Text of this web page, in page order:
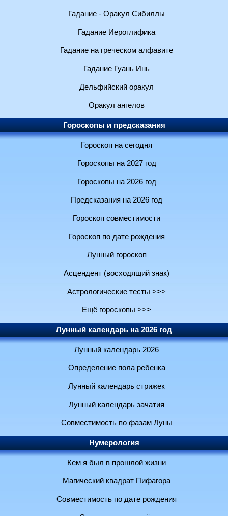
Гадание - Оракул Сибиллы
Гадание Иероглифика
Гадание на греческом алфавите
Гадание Гуань Инь
Дельфийский оракул
Оракул ангелов
Гороскопы и предсказания
Гороскоп на сегодня
Гороскопы на 2027 год
Гороскопы на 2026 год
Предсказания на 2026 год
Гороскоп совместимости
Гороскоп по дате рождения
Лунный гороскоп
Асцендент (восходящий знак)
Астрологические тесты >>>
Ещё гороскопы >>>
Лунный календарь на 2026 год
Лунный календарь 2026
Определение пола ребенка
Лунный календарь стрижек
Лунный календарь зачатия
Совместимость по фазам Луны
Нумерология
Кем я был в прошлой жизни
Магический квадрат Пифагора
Совместимость по дате рождения